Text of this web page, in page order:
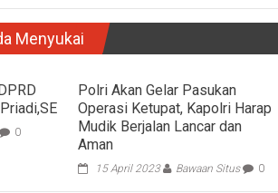
Menyukai
0
Polri Akan Gelar Pasukan
Operasi Ketupat, Kapolri Harap
Mudik Berjalan Lancar dan
Aman
15 April 2023 Bawaan Situs 0